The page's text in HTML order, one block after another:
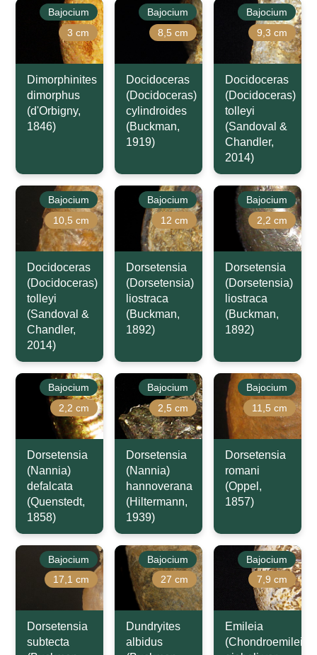
Bajocium
3 cm
Dimorphinites
dimorphus
(d'Orbigny,
1846)
Bajocium
8,5 cm
Docidoceras
(Docidoceras)
cylindroides
(Buckman,
1919)
Bajocium
9,3 cm
Docidoceras
(Docidoceras)
tolleyi
(Sandoval &
Chandler,
2014)
Bajocium
10,5 cm
Docidoceras
(Docidoceras)
tolleyi
(Sandoval &
Chandler,
2014)
Bajocium
12 cm
Dorsetensia
(Dorsetensia)
liostraca
(Buckman,
1892)
Bajocium
2,2 cm
Dorsetensia
(Dorsetensia)
liostraca
(Buckman,
1892)
Bajocium
2,2 cm
Dorsetensia
(Nannia)
defalcata
(Quenstedt,
1858)
Bajocium
2,5 cm
Dorsetensia
(Nannia)
hannoverana
(Hiltermann,
1939)
Bajocium
11,5 cm
Dorsetensia
romani
(Oppel,
1857)
Bajocium
17,1 cm
Dorsetensia
subtecta
Bajocium
27 cm
Dundryites
albidus
Bajocium
7,9 cm
Emileia
(Chondroemileia)